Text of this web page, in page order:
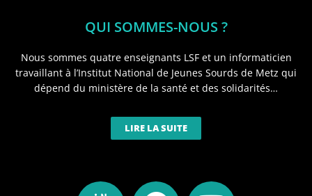
QUI SOMMES-NOUS ?
Nous sommes quatre enseignants LSF et un informaticien
travaillant à l’Institut National de Jeunes Sourds de Metz qui
dépend du ministère de la santé et des solidarités…
LIRE LA SUITE